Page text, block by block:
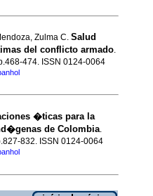
Zulma C. Salud
del conflicto armado.
474. ISSN 0124-0064
�ticas para la
de Colombia.
832. ISSN 0124-0064